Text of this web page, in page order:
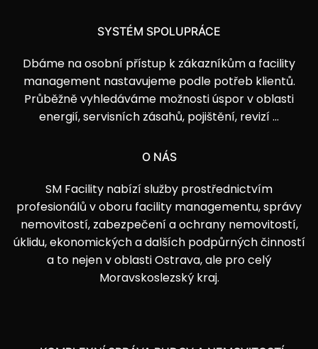
SYSTÉM SPOLUPRÁCE
Dbáme na osobní přístup k zákazníkům a facility
management nastavujeme podle potřeb klientů.
Průběžně vyhledáváme možnosti úspor v oblasti
energií, servisních zásahů, pojištění, revizí …
O NÁS
SM Facility nabízí služby prostřednictvím
profesionálů v oboru facility managementu, správy
nemovitostí, zabezpečení a ochrany nemovitostí,
úklidu, ekonomických a dalších podpůrných činností
a to nejen v oblasti Ostrava, ale pro celý
Moravskoslezský kraj.